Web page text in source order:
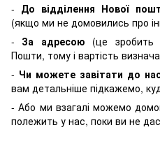
- До відділення Нової
(якщо ми не домовились про
- За адресою (це зробить
Пошти, тому і вартість
- Чи можете завітати до нас
вам детальніше підкажемо,
- Або ми взагалі можемо
полежить у нас, поки ви не